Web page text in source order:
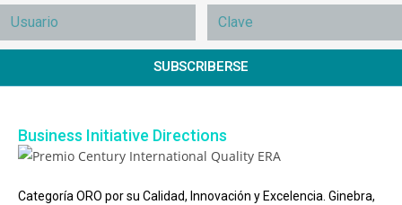
SUBSCRIBERSE
Business Initiative Directions
Categoría ORO por su Calidad, Innovación y Excelencia. Ginebra,